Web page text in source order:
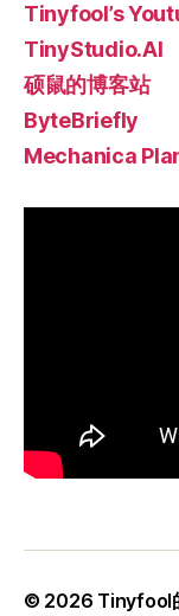
Tinyfool’s
TinyStudio.AI
硕鼠的博客站
ByteBriefly
Mechanica
© 2026 Tinyfool